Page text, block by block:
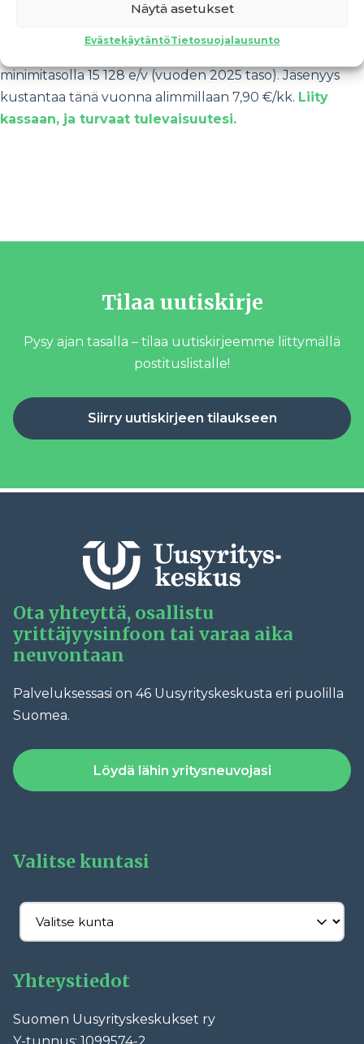
Näytä asetukset
EvästekäytäntöTietosuojalausunto
Yrittäjäkassan jäsenenä vähintään 15 kuukautta
minimitasolla 15 128 e/v (vuoden 2025 taso). Jäsenyys
kustantaa tänä vuonna alimmillaan 7,90 €/kk. Liity
kassaan, ja turvaat tulevaisuutesi.
Tilaa uutiskirje
Pysy ajan tasalla – tilaa uutiskirjeemme liittymällä
postituslistalle!
Siirry uutiskirjeen tilaukseen
Ota yhteyttä, osallistu
yrittäjyysinfoon tai varaa aika
neuvontaan
Palveluksessasi on 46 Uusyrityskeskusta eri puolilla
Suomea.
Löydä lähin yritysneuvojasi
Valitse kuntasi
Yhteystiedot
Suomen Uusyrityskeskukset ry